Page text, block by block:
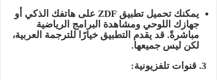
يمكنك تحميل تطبيق ZDF على هاتفك الذكي أو
جهازك اللوحي ومشاهدة البرامج الرياضية
مباشرةً. قد يقدم التطبيق خيارًا للترجمة العربية،
لكن ليس جميعها.
3. قنوات تلفزيونية: